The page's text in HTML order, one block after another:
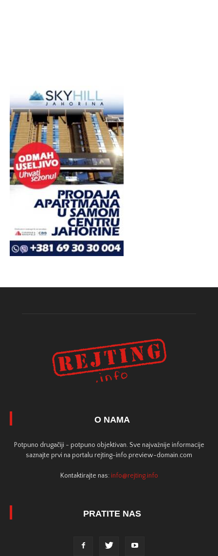
O NAMA
Potpuno drugačiji - potpuno objektivan. Sve najvažnije informacije
saznajte prvi na portalu rejting-info.preview-domain.com
Kontaktirajte nas: info@rejting.info
PRATITE NAS